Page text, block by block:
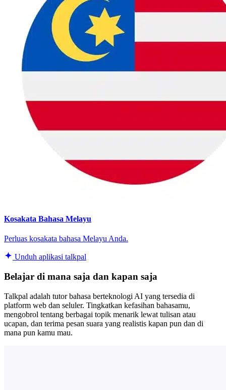
Kosakata Bahasa Melayu
Perluas kosakata bahasa Melayu Anda.
Unduh aplikasi talkpal
Belajar di mana saja dan kapan saja
Talkpal adalah tutor bahasa berteknologi AI yang tersedia di
platform web dan seluler. Tingkatkan kefasihan bahasamu,
mengobrol tentang berbagai topik menarik lewat tulisan atau
ucapan, dan terima pesan suara yang realistis kapan pun dan di
mana pun kamu mau.